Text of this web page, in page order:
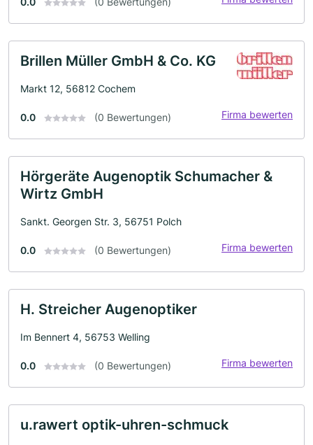
Brillen Müller GmbH & Co. KG
Markt 12, 56812 Cochem
0.0 (0 Bewertungen) Firma bewerten
Hörgeräte Augenoptik Schumacher &
Wirtz GmbH
Sankt. Georgen Str. 3, 56751 Polch
0.0 (0 Bewertungen) Firma bewerten
H. Streicher Augenoptiker
Im Bennert 4, 56753 Welling
0.0 (0 Bewertungen) Firma bewerten
u.rawert optik-uhren-schmuck